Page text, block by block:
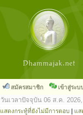
สมัครสมาชิก เข้าสู่ระบ
วันเวลาปัจจุบัน 06 ส.ค.
แสดงกระทู้ที่ยังไม่มีการตอบ แส